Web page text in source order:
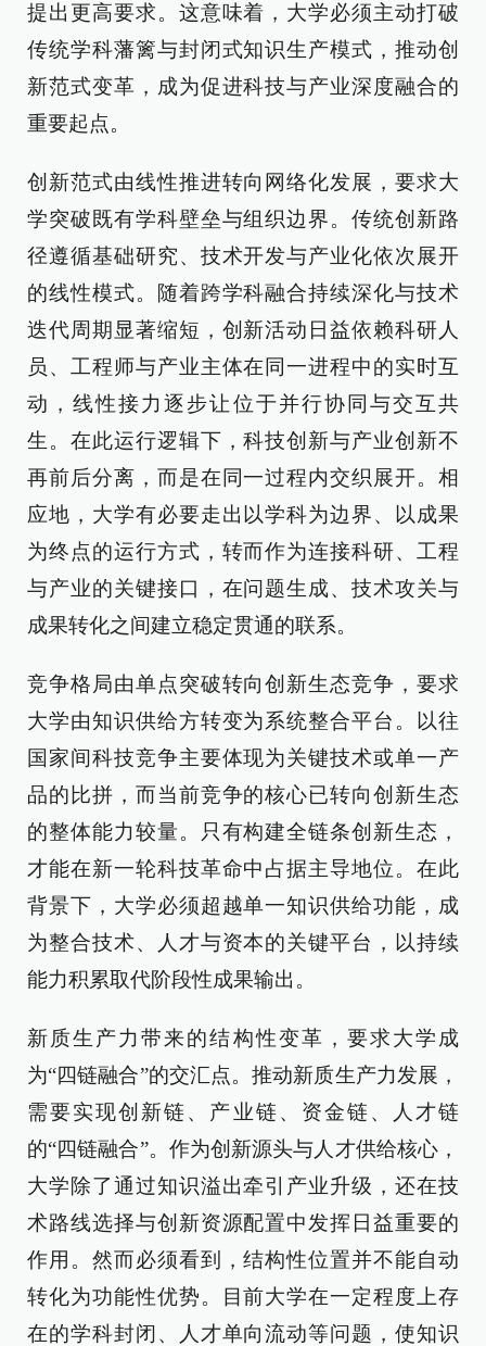
提出更高要求。这意味着，大学必须主动打破
传统学科藩篱与封闭式知识生产模式，推动创
新范式变革，成为促进科技与产业深度融合的
重要起点。
创新范式由线性推进转向网络化发展，要求大
学突破既有学科壁垒与组织边界。传统创新路
径遵循基础研究、技术开发与产业化依次展开
的线性模式。随着跨学科融合持续深化与技术
迭代周期显著缩短，创新活动日益依赖科研人
员、工程师与产业主体在同一进程中的实时互
动，线性接力逐步让位于并行协同与交互共
生。在此运行逻辑下，科技创新与产业创新不
再前后分离，而是在同一过程内交织展开。相
应地，大学有必要走出以学科为边界、以成果
为终点的运行方式，转而作为连接科研、工程
与产业的关键接口，在问题生成、技术攻关与
成果转化之间建立稳定贯通的联系。
竞争格局由单点突破转向创新生态竞争，要求
大学由知识供给方转变为系统整合平台。以往
国家间科技竞争主要体现为关键技术或单一产
品的比拼，而当前竞争的核心已转向创新生态
的整体能力较量。只有构建全链条创新生态，
才能在新一轮科技革命中占据主导地位。在此
背景下，大学必须超越单一知识供给功能，成
为整合技术、人才与资本的关键平台，以持续
能力积累取代阶段性成果输出。
新质生产力带来的结构性变革，要求大学成
为“四链融合”的交汇点。推动新质生产力发展，
需要实现创新链、产业链、资金链、人才链
的“四链融合”。作为创新源头与人才供给核心，
大学除了通过知识溢出牵引产业升级，还在技
术路线选择与创新资源配置中发挥日益重要的
作用。然而必须看到，结构性位置并不能自动
转化为功能性优势。目前大学在一定程度上存
在的学科封闭、人才单向流动等问题，使知识